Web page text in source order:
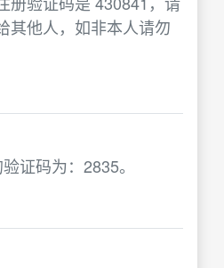
其他人，如非本人请勿
证码为：2835。